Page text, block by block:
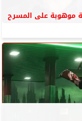
موهوبة على المسرح